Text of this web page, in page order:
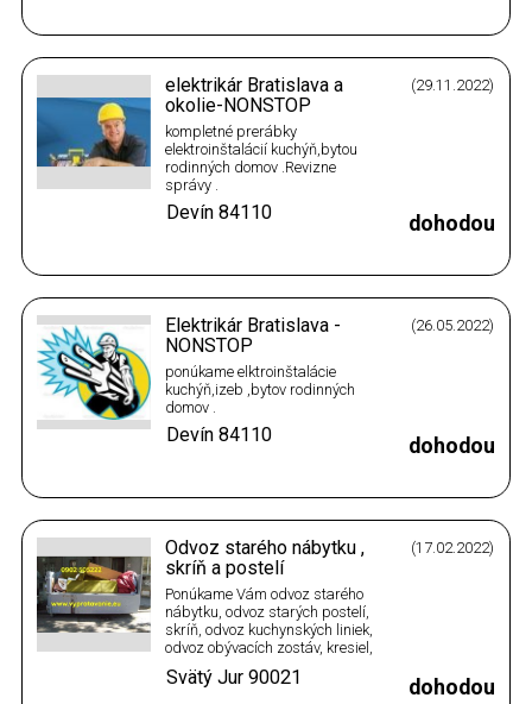
elektrikár Bratislava a
okolie-NONSTOP
(29.11.2022)
kompletné prerábky
elektroinštalácií kuchýň,bytou
rodinných domov .Revizne
správy .
dohodou
Devín 84110
Elektrikár Bratislava -
NONSTOP
(26.05.2022)
ponúkame elktroinštalácie
kuchýň,izeb ,bytov rodinných
domov .
dohodou
Devín 84110
Odvoz starého nábytku ,
skríň a postelí
(17.02.2022)
Ponúkame Vám odvoz starého
nábytku, odvoz starých postelí,
skríň, odvoz kuchynských liniek,
odvoz obývacích zostáv, kresiel,
stoličiek, stolov, odvoz kobercov,
odvoz jednotlivých kusov
dohodou
Svätý Jur 90021